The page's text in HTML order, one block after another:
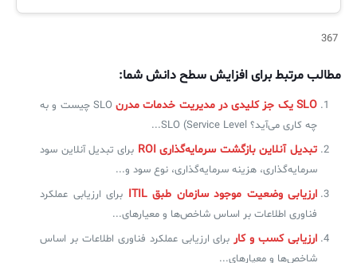
367
مطالب مرتبط برای افزایش سطح دانش شما:
SLO یک جز کلیدی در مدیریت خدمات مدرن
SLO چیست و به
چه کاری می‌‌آید؟ SLO (Service Level...
تبدیل آنلاین بازگشت سرمایه‌گذاری ROI
برای تبدیل آنلاین سود
سرمایه‌گذاری، هزینه سرمایه‌گذاری، نوع سود و...
ارزیابی وضعیت موجود سازمان طبق ITIL
برای ارزیابی عملکرد
فناوری اطلاعات بر اساس شاخص‌ها و معیارهای...
ارزیابی کسب و کار برای ارزیابی عملکرد فناوری اطلاعات بر اساس
شاخص‌ها و معیارهای...
سامانه مدیریت دسترسی ممتاز
سامانه مدیریت و مانیتورینگ شبکه
سامانه آزمون آنلاین